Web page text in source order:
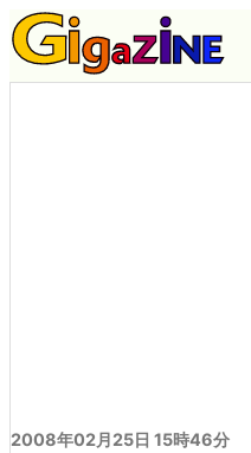
2008年02月25日 15時46分